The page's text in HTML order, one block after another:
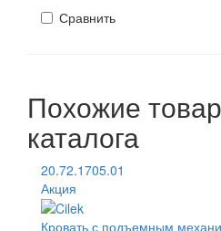
Сравнить
Похожие
каталога
20.72.1705.01
Акция
Кровать с подъемным